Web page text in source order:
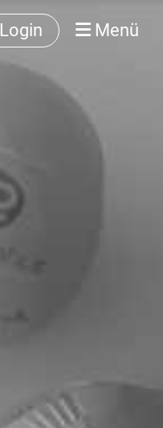
Login Menü